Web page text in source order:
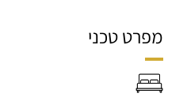
מפרט טכני